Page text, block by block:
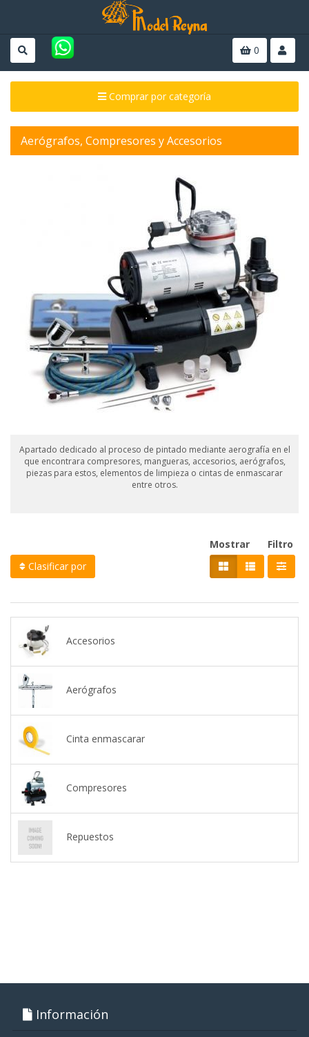
0
Comprar por categoría
Aerógrafos, Compresores y Accesorios
Apartado dedicado al proceso de pintado mediante aerografía en el
que encontrara compresores, mangueras, accesorios, aerógrafos,
piezas para estos, elementos de limpieza o cintas de enmascarar
entre otros.
Clasificar por
Filtro
Mostrar
Accesorios
Aerógrafos
Cinta enmascarar
Compresores
Repuestos
Información